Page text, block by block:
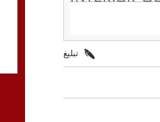
تبليغ